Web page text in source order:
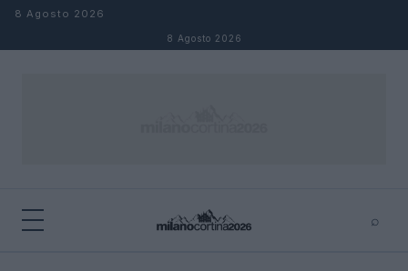
Salta al contenuto
8 Agosto 2026
8 Agosto 2026
⌕